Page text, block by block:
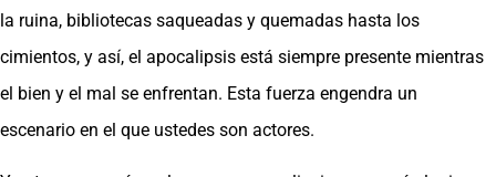
la ruina, bibliotecas saqueadas y quemadas hasta los
cimientos, y así, el apocalipsis está siempre presente mientras
el bien y el mal se enfrentan. Esta fuerza engendra un
escenario en el que ustedes son actores.